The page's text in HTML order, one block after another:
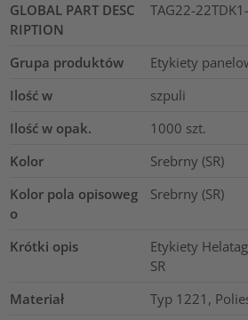
GLOBAL PART DESC
RIPTION
TAG22-
Grupa produktów
Etykiety
Ilość w
szpuli
Ilość w opak.
1000 szt.
Kolor
Srebrny (SR)
Kolor pola opisoweg
o
Srebrny (SR)
Krótki opis
Etykiety
SR
Materiał
Typ 1221,